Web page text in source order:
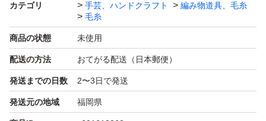
カテゴリ
手芸、ハンドクラフト
編み物道具、毛糸
毛糸
商品の状態 未使用
配送の方法 おてがる配送（日本郵便）
発送までの日数 2〜3日で発送
発送元の地域 福岡県